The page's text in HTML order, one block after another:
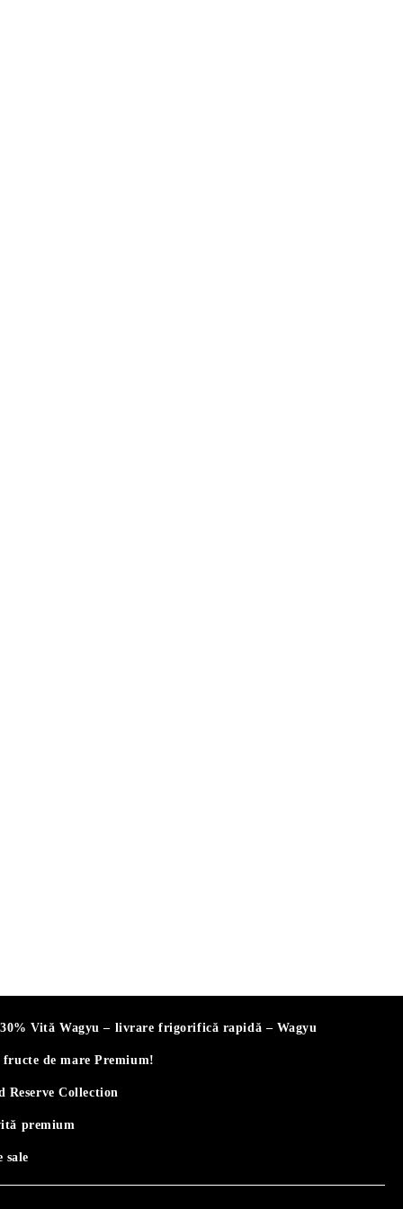
Vită Wagyu – livrare frigorifică rapidă – Wagyu
fructe de mare Premium!
Reserve Collection
premium
sale